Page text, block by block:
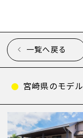
一覧へ戻る
宮崎県のモデ